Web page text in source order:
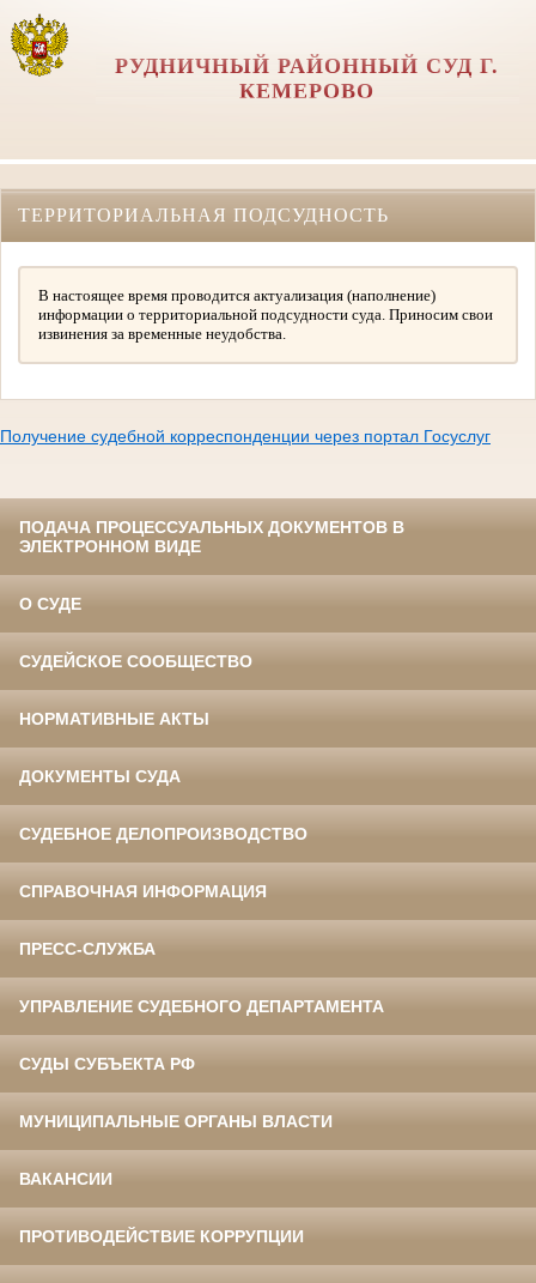
РУДНИЧНЫЙ РАЙОННЫЙ СУД Г.
КЕМЕРОВО
ТЕРРИТОРИАЛЬНАЯ ПОДСУДНОСТЬ
В настоящее время проводится актуализация (наполнение)
информации о территориальной подсудности суда. Приносим свои
извинения за временные неудобства.
Получение судебной корреспонденции через портал Госуслуг
ПОДАЧА ПРОЦЕССУАЛЬНЫХ ДОКУМЕНТОВ В
ЭЛЕКТРОННОМ ВИДЕ
О СУДЕ
СУДЕЙСКОЕ СООБЩЕСТВО
НОРМАТИВНЫЕ АКТЫ
ДОКУМЕНТЫ СУДА
СУДЕБНОЕ ДЕЛОПРОИЗВОДСТВО
СПРАВОЧНАЯ ИНФОРМАЦИЯ
ПРЕСС-СЛУЖБА
УПРАВЛЕНИЕ СУДЕБНОГО ДЕПАРТАМЕНТА
СУДЫ СУБЪЕКТА РФ
МУНИЦИПАЛЬНЫЕ ОРГАНЫ ВЛАСТИ
ВАКАНСИИ
ПРОТИВОДЕЙСТВИЕ КОРРУПЦИИ